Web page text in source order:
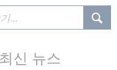
신 뉴스